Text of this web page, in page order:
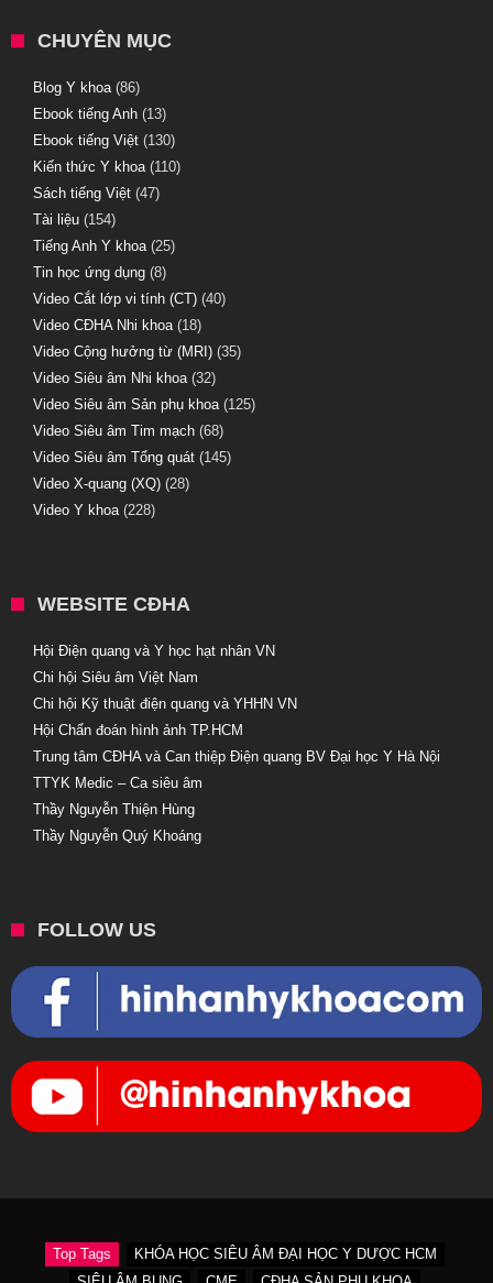
CHUYÊN MỤC
Blog Y khoa(86)
Ebook tiếng Anh (13)
Ebook tiếng Việt (130)
Kiến thức Y khoa(110)
Sách tiếng Việt (47)
Tài liệu (154)
Tiếng Anh Y khoa(25)
Tin học ứng dụng (8)
Video Cắt lớp vi tính (CT) (40)
Video CĐHA Nhi khoa(18)
Video Cộng hưởng từ (MRI) (35)
Video Siêu âm Nhi khoa(32)
Video Siêu âm Sản phụ khoa(125)
Video Siêu âm Tim mạch (68)
Video Siêu âm Tổng quát (145)
Video X-quang (XQ) (28)
Video Y khoa(228)
WEBSITE CĐHA
Hội Điện quang và Y học hạt nhân VN
Chi hội Siêu âm Việt Nam
Chi hội Kỹ thuật điện quang và YHHN VN
Hội Chẩn đoán hình ảnh TP.HCM
Trung tâm CĐHA và Can thiệp Điện quang BV Đại học Y Hà Nội
TTYK Medic – Ca siêu âm
Thầy Nguyễn Thiện Hùng
Thầy Nguyễn Quý Khoáng
FOLLOW US
Top Tags
KHÓA HỌC SIÊU ÂM ĐẠI HỌC Y DƯỢC HCM